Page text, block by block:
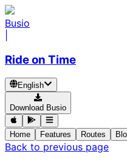
Busio
Ride on Time
English
Download Busio
Home Features Routes
Back to previous page